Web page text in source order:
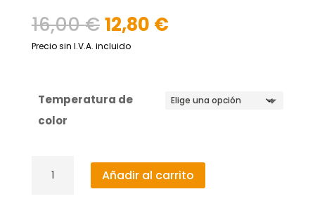
16,00€ El
precio
16,00 €.
12,80 €El
12,80 €.
Precio sin I.V.A. incluido
Temperatura de
color
Añadir al carrito